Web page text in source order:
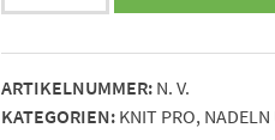
von
40
cm
ARTIKELNUMMER: N. V.
KATEGORIEN: KNIT PRO,